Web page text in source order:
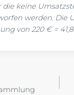
keine
werden. Die
von 220 € =